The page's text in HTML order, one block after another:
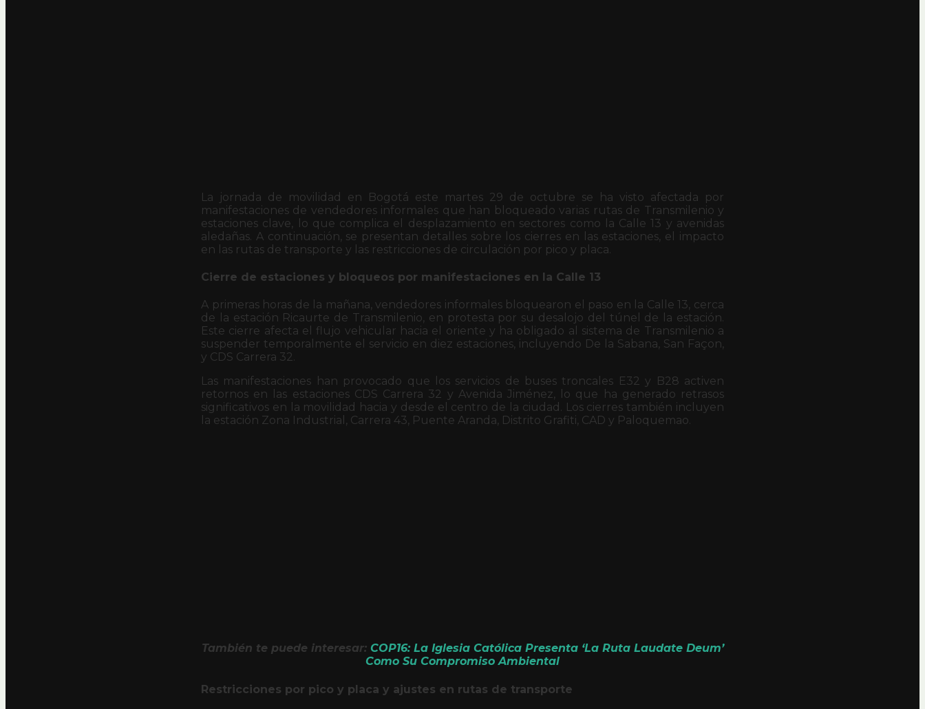
La jornada de movilidad en Bogotá este martes 29 de octubre se ha visto afectada por
manifestaciones de vendedores informales que han bloqueado varias rutas de Transmilenio y
estaciones clave, lo que complica el desplazamiento en sectores como la Calle 13 y avenidas
aledañas. A continuación, se presentan detalles sobre los cierres en las estaciones, el impacto
en las rutas de transporte y las restricciones de circulación por pico y placa.
Cierre de estaciones y bloqueos por manifestaciones en la Calle 13
A primeras horas de la mañana, vendedores informales bloquearon el paso en la Calle 13, cerca
de la estación Ricaurte de Transmilenio, en protesta por su desalojo del túnel de la estación.
Este cierre afecta el flujo vehicular hacia el oriente y ha obligado al sistema de Transmilenio a
suspender temporalmente el servicio en diez estaciones, incluyendo De la Sabana, San Façon,
y CDS Carrera 32.
Las manifestaciones han provocado que los servicios de buses troncales E32 y B28 activen
retornos en las estaciones CDS Carrera 32 y Avenida Jiménez, lo que ha generado retrasos
significativos en la movilidad hacia y desde el centro de la ciudad. Los cierres también incluyen
la estación Zona Industrial, Carrera 43, Puente Aranda, Distrito Grafiti, CAD y Paloquemao.
También te puede interesar: COP16: La Iglesia Católica Presenta ‘La Ruta Laudate Deum’
Como Su Compromiso Ambiental
Restricciones por pico y placa y ajustes en rutas de transporte